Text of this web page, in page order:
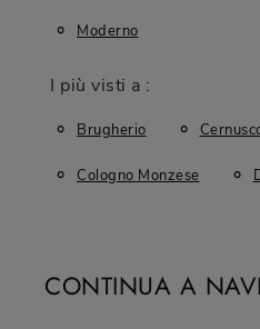
Moderno
I più visti a :
Brugherio
Cologno Monzese
CONTINUA A